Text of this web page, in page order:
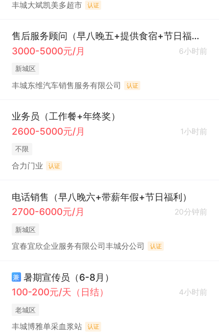
丰城大斌凯美多超市 认证
售后服务顾问（早八晚五+提供食宿+节日福利）
3000-5000元/月
6小时前
新城区
丰城东维汽车销售服务有限公司 认证
业务员（工作餐+年终奖）
2600-5000元/月
1小时前
不限
合力门业 认证
电话销售（早八晚六+带薪年假+节日福利）
2700-6000元/月
20分钟前
新城区
宜春宜欣企业服务有限公司丰城分公司 认证
兼 暑期宣传员（6-8月）
100-200元/天（日结）
4小时前
老城区
丰城博雅单采血浆站 认证